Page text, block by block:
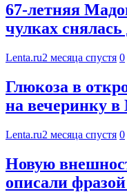
67-летняя
чулках
Lenta.ru2 месяца спустя 0
Глюкоза в
на вечеринку
Lenta.ru2 месяца спустя 0
Новую
описали